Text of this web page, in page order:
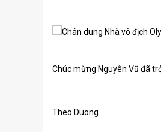
Chúc mừng Nguyên Vũ đã
Theo Duong